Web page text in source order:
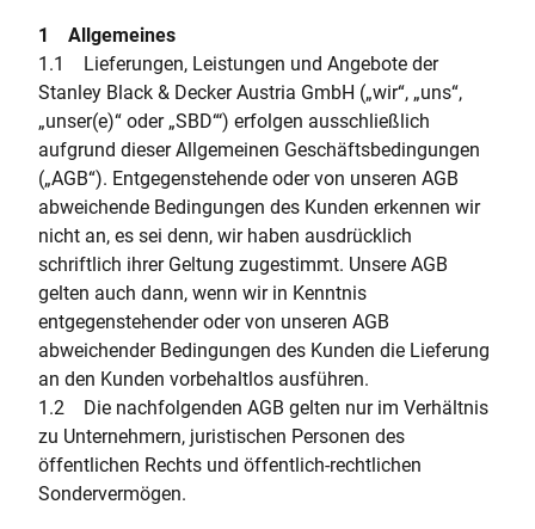
1 Allgemeines
1.1 Lieferungen, Leistungen und Angebote der
Stanley Black & Decker Austria GmbH („wir“, „uns“,
„unser(e)“ oder „SBD“‘) erfolgen ausschließlich
aufgrund dieser Allgemeinen Geschäftsbedingungen
(„AGB“). Entgegenstehende oder von unseren AGB
abweichende Bedingungen des Kunden erkennen wir
nicht an, es sei denn, wir haben ausdrücklich
schriftlich ihrer Geltung zugestimmt. Unsere AGB
gelten auch dann, wenn wir in Kenntnis
entgegenstehender oder von unseren AGB
abweichender Bedingungen des Kunden die Lieferung
an den Kunden vorbehaltlos ausführen.
1.2 Die nachfolgenden AGB gelten nur im Verhältnis
zu Unternehmern, juristischen Personen des
öffentlichen Rechts und öffentlich-rechtlichen
Sondervermögen.